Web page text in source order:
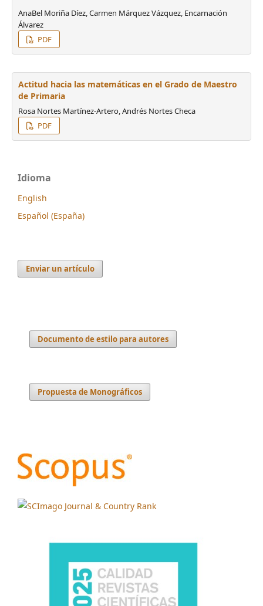
AnaBel Moriña Díez, Carmen Márquez Vázquez, Encarnación
Álvarez
PDF
Actitud hacia las matemáticas en el Grado de Maestro
de Primaria
Rosa Nortes Martínez-Artero, Andrés Nortes Checa
PDF
Idioma
English
Español (España)
Enviar un artículo
Documento de estilo para autores
Propuesta de Monográficos